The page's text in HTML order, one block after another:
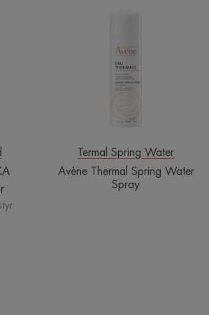
Water
Spray
Termal Spring Water
Avène Thermal Spring Water
Spray